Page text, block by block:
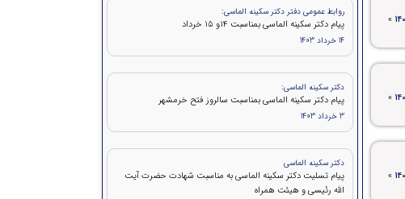
»
»
»
روابط عمومی دفتر دکتر سکینه الماسی:
پيام دكتر سکینه الماسی بمناسبت ۱۴و ۱۵ خرداد
14 خرداد 1403
دکتر سکینه الماسی:
پیام دکتر سکینه الماسی بمناسبت سالروز فتح خرمشهر
3 خرداد 1403
دکتر سکینه الماسی
پیام تسلیت دکتر سکینه الماسی به مناسبت شهادت حضرت آیت
الله رئیسی و هیئت همراه